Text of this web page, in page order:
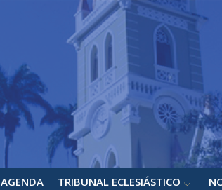
AGENDA TRIBUNAL ECLESIÁSTICO